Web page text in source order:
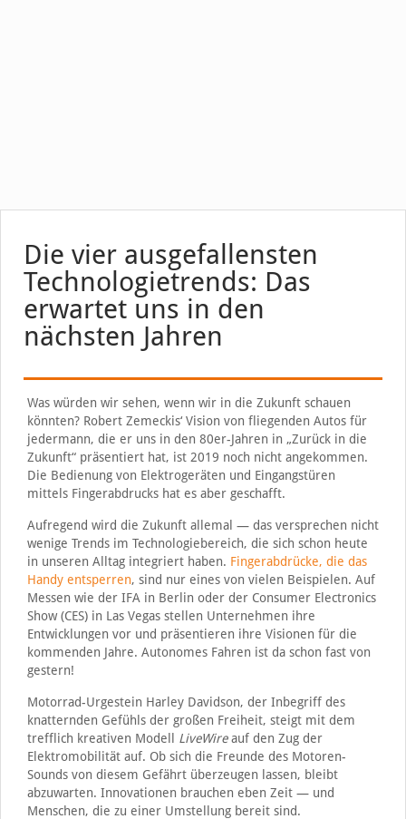
Die vier ausgefallensten
Technologietrends: Das
erwartet uns in den
nächsten Jahren
Was würden wir sehen, wenn wir in die Zukunft schauen
könnten? Robert Zemeckis‘ Vision von fliegenden Autos für
jedermann, die er uns in den 80er-Jahren in „Zurück in die
Zukunft“ präsentiert hat, ist 2019 noch nicht angekommen.
Die Bedienung von Elektrogeräten und Eingangstüren
mittels Fingerabdrucks hat es aber geschafft.
Aufregend wird die Zukunft allemal — das versprechen nicht
wenige Trends im Technologiebereich, die sich schon heute
in unseren Alltag integriert haben. Fingerabdrücke, die das
Handy entsperren, sind nur eines von vielen Beispielen. Auf
Messen wie der IFA in Berlin oder der Consumer Electronics
Show (CES) in Las Vegas stellen Unternehmen ihre
Entwicklungen vor und präsentieren ihre Visionen für die
kommenden Jahre. Autonomes Fahren ist da schon fast von
gestern!
Motorrad-Urgestein Harley Davidson, der Inbegriff des
knatternden Gefühls der großen Freiheit, steigt mit dem
trefflich kreativen Modell LiveWireauf den Zug der
Elektromobilität auf. Ob sich die Freunde des Motoren-
Sounds von diesem Gefährt überzeugen lassen, bleibt
abzuwarten. Innovationen brauchen eben Zeit — und
Menschen, die zu einer Umstellung bereit sind.